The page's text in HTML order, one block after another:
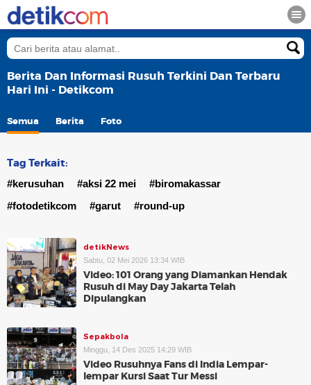
Berita Dan Informasi Rusuh Terkini Dan Terbaru
Hari Ini - Detikcom
Semua Berita Foto
Tag Terkait:
#kerusuhan #aksi 22 mei
#biromakassar
#fotodetikcom
#garut #round-up
detikNews
Sabtu, 02 Mei 2026 13:34 WIB
Video: 101 Orang yang Diamankan Hendak
Rusuh di May Day Jakarta Telah
Dipulangkan
Sepakbola
Minggu, 14 Des 2025 14:29 WIB
Video Rusuhnya Fans di India Lempar-
lempar Kursi Saat Tur Messi